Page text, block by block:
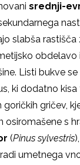
srednji-
slabša rastišča
obdelavo
Listi bukve se
ki dodatno
gričev,
osiromašene s
(Pinus sylvestris
umetnega